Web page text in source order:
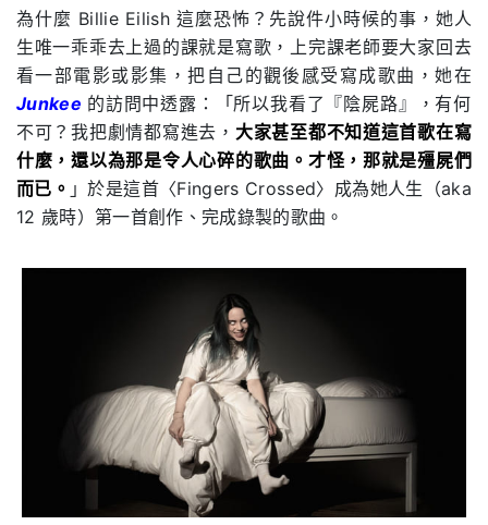
為什麼 Billie Eilish 這麼恐怖？先說件小時候的事，她人
生唯一乖乖去上過的課就是寫歌，上完課老師要大家回去
看一部電影或影集，把自己的觀後感受寫成歌曲，她在
Junkee 的訪問中透露：「所以我看了『陰屍路』，有何
不可？我把劇情都寫進去， 大家甚至都不知道這首歌在寫
什麼，還以為那是令人心碎的歌曲。才怪，那就是殭屍們
而已。 」於是這首〈Fingers Crossed〉成為她人生（aka
12 歲時）第一首創作、完成錄製的歌曲。